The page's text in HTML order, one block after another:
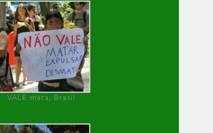
VALE mata, Brasil